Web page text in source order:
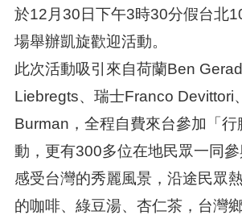
於12月30日下午3時30分假台北
場舉辦凱旋歡迎活動。
此次活動吸引來自荷蘭Ben
Liebregts、瑞士Franco Devittori
Burman，全程自費來台參加「行
動，更有300多位在地民眾一同
感受台灣的秀麗風景，沿途民眾
的咖啡、綠豆湯、杏仁茶，台灣